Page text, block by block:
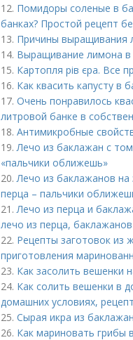
12. Помидоры соленые в
банках? Простой рецепт
13. Причины выращивания
14. Выращивание лимона в
15. Картопля рів єра. Все
16. Как квасить капусту в
17. Очень понравилось
литровой банке в
18. Антимикробные
19.Лечо из баклажан с
«пальчики оближешь»
20.Лечо из баклажанов
перца – пальчики
21.Лечо из перца и
лечо из перца,
22. Рецепты заготовок из
приготовления
23. Как засолить вешенки
24. Как солить вешенки в
домашних условиях,
25. Сырая икра из
26. Как мариновать грибы